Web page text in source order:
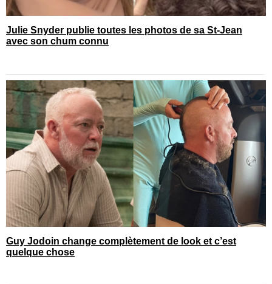
Julie Snyder publie toutes les photos de sa St-Jean
avec son chum connu
Guy Jodoin change complètement de look et c’est
quelque chose